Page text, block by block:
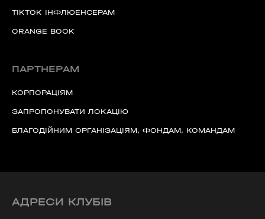
TIKTOK ІНФЛЮЕНСЕРАМ
ORANGE BOOK
ПАРТНЕРАМ
КОРПОРАЦІЯМ
ЗАПРОПОНУВАТИ ЛОКАЦІЮ
БЛАГОДІЙНИМ ОРГАНІЗАЦІЯМ, ФОНДАМ, КОМАНДАМ
АДРЕСИ КЛУБІВ